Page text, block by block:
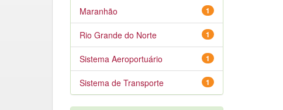
1
Maranhão
1
Rio Grande do Norte
1
Sistema Aeroportuário
1
Sistema de Transporte